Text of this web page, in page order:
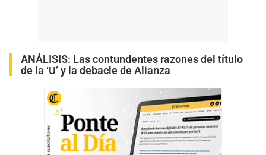
ANÁLISIS: Las contundentes razones del título
de la ‘U’ y la debacle de Alianza